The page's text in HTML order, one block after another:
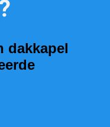
dakkapel